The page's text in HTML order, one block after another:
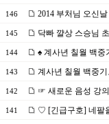
146 2014 부처님 오신
145 닥빠 꺌상 스승님
144 ♠ 계사년 칠월 백중
143 계사년 칠월 백중
142 ☞ 새로운 음성 강
141 ♡ [긴급구호] 네팔